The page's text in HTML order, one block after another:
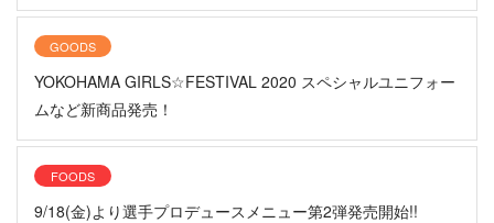
GOODS
YOKOHAMA GIRLS☆FESTIVAL 2020 スペシャルユニフォー
ムなど新商品発売！
FOODS
9/18(金)より選手プロデュースメニュー第2弾発売開始!!